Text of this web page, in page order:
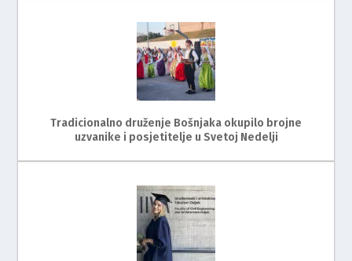
Tradicionalno druženje Bošnjaka okupilo brojne
uzvanike i posjetitelje u Svetoj Nedelji